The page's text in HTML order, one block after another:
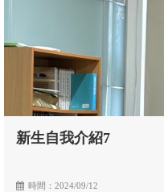
新生自我介紹7
時間：2024/09/12